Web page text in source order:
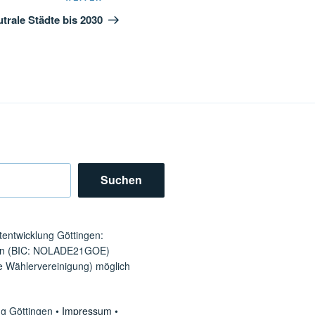
Beitrag
Städte bis 2030
Suchen
Göttingen:
(BIC: NOLADE21GOE)
möglich
Göttingen • Impressum •